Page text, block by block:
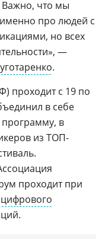
что мы
про людей с
но всех
—
.
проходит с 19 по
в себе
в
из ТОП-
проходит при
цифрового